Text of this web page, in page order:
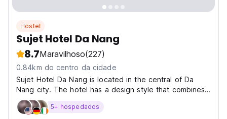
Hostel
Sujet Hotel Da Nang
8.7Maravilhoso(227)
0.84km do centro da cidade
Sujet Hotel Da Nang is located in the central of Da
Nang city. The hotel has a design style that combines
classic and elegant elements, imbued with the beauty
of the image of 'Hoi An ancient town', with full
5+ hospedados